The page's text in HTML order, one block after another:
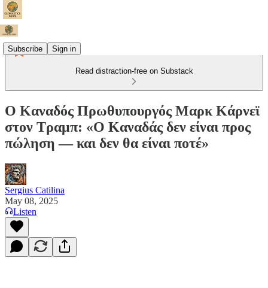
Subscribe Sign in
Read distraction-free on Substack
Ο Καναδός Πρωθυπουργός Μαρκ Κάρνεϊ
στον Τραμπ: «Ο Καναδάς δεν είναι προς
πώληση — και δεν θα είναι ποτέ»
Sergius Catilina
May 08, 2025
Listen